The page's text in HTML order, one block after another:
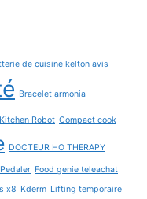
de cuisine kelton avis
Bracelet armonia
Robot Compact cook
DOCTEUR HO THERAPY
Food genie teleachat
x8 Kderm Lifting temporaire